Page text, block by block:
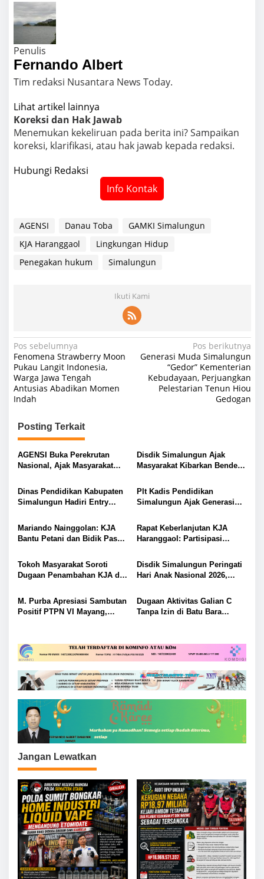
Penulis
Fernando Albert
Tim redaksi Nusantara News Today.
Lihat artikel lainnya
Koreksi dan Hak Jawab
Menemukan kekeliruan pada berita ini? Sampaikan
koreksi, klarifikasi, atau hak jawab kepada redaksi.
Hubungi Redaksi
Info Kontak
AGENSI Danau Toba
GAMKI Simalungun
KJA Haranggaol
Lingkungan Hidup
Penegakan hukum
Simalungun
Ikuti Kami
N
a
v
i
a
s
o
Pos sebelumnya
Fenomena Strawberry Moon
Pukau Langit Indonesia,
Warga Jawa Tengah
Antusias Abadikan Momen
Indah
Pos berikutnya
Generasi Muda Simalungun
“Gedor” Kementerian
Kebudayaan, Perjuangkan
Pelestarian Tenun Hiou
Gedogan
Posting Terkait
AGENSI Buka Perekrutan
Nasional, Ajak Masyarakat
Indonesia
Disdik Simalungun Ajak
Masyarakat Kibarkan Bendera
Agustus 2026
Dinas Pendidikan Kabupaten
Simalungun Hadiri Entry
Simalungun, Perkuat Sinergi
dan Tata Kelola Pemerintahan
Plt Kadis Pendidikan
Simalungun Ajak Generasi
Pengabdian TNI AU di Hari
Bakti ke-79
Mariando Nainggolan: KJA
Bantu Petani dan Bidik Pasar
AMPH dan Dearma Tegaskan
Penataan Harus Mengacu
Data 2023
Rapat Keberlanjutan KJA
Haranggaol: Partisipasi
Terwujud
Tokoh Masyarakat Soroti
Dugaan Penambahan KJA di
Evaluasi Berbasis Data 2023
Disdik Simalungun Peringati
Hari Anak Nasional 2026,
Mewujudkan Generasi Cerdas
dan Berkarakter
M. Purba Apresiasi Sambutan
Positif PTPN VI Mayang,
Dugaan Aktivitas Galian C
Tanpa Izin di Batu Bara
Jangan Lewatkan